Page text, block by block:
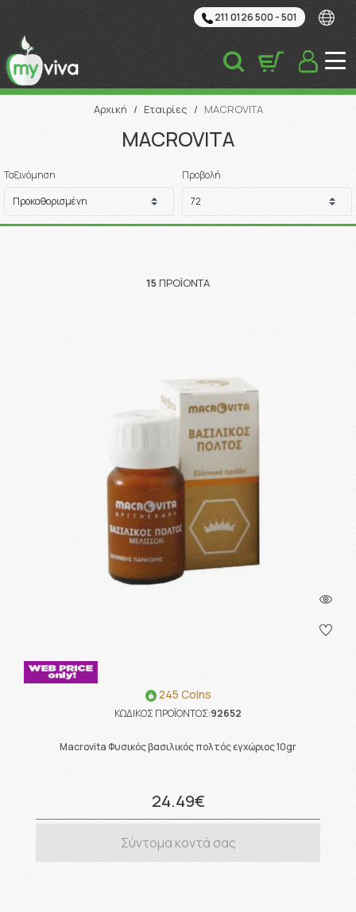
211 0126 500 - 501
Αναζήτηση
Αρχική / Εταιρίες / MACROVITA
MACROVITA
Ταξινόμηση Προβολή
15 ΠΡΟΪΌΝΤΑ
245 Coins
ΚΩΔΙΚΟΣ ΠΡΟΪΟΝΤΟΣ:92652
Macrovita Φυσικός βασιλικός πολτός εγχώριος 10gr
24.49€
Σύντομα κοντά σας